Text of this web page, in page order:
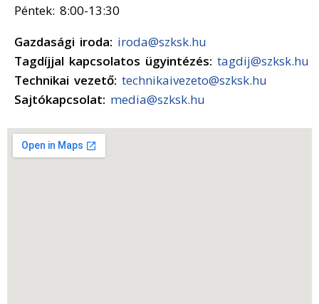
Péntek: 8:00-13:30
Gazdasági iroda: iroda@szksk.hu
Tagdíjjal kapcsolatos ügyintézés: tagdij@szksk.hu
Technikai vezető: technikaivezeto@szksk.hu
Sajtókapcsolat: media@szksk.hu